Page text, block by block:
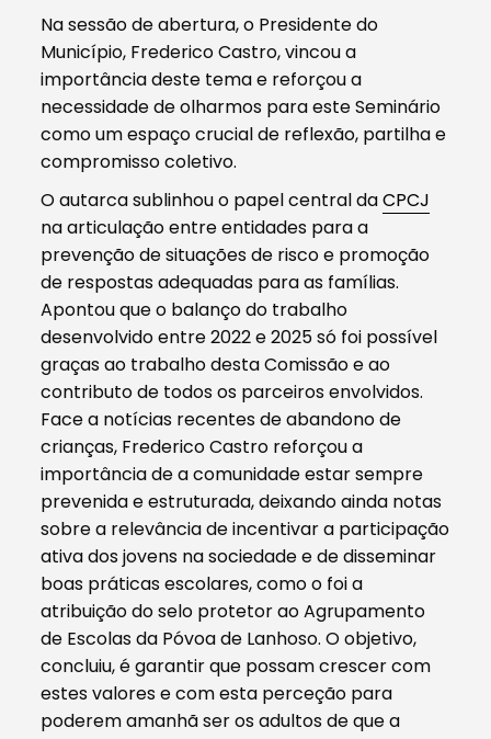
Na sessão de abertura, o Presidente do
Município, Frederico Castro, vincou a
importância deste tema e reforçou a
necessidade de olharmos para este Seminário
como um espaço crucial de reflexão, partilha e
compromisso coletivo.
O autarca sublinhou o papel central daCPCJ
na articulação entre entidades para a
prevenção de situações de risco e promoção
de respostas adequadas para as famílias.
Apontou que o balanço do trabalho
desenvolvido entre 2022 e 2025 só foi possível
graças ao trabalho desta Comissão e ao
contributo de todos os parceiros envolvidos.
Face a notícias recentes de abandono de
crianças, Frederico Castro reforçou a
importância de a comunidade estar sempre
prevenida e estruturada, deixando ainda notas
sobre a relevância de incentivar a participação
ativa dos jovens na sociedade e de disseminar
boas práticas escolares, como o foi a
atribuição do selo protetor ao Agrupamento
de Escolas da Póvoa de Lanhoso. O objetivo,
concluiu, é garantir que possam crescer com
estes valores e com esta perceção para
poderem amanhã ser os adultos de que a